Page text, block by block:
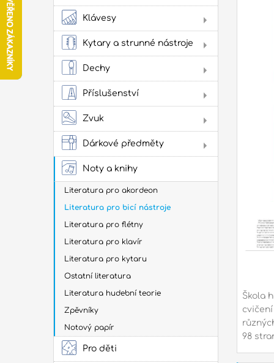
na
Klávesy
Kytary a strunné nástroje
Dechy
Příslušenství
Zvuk
Dárkové předměty
Noty a knihy
Literatura pro akordeon
Literatura pro bicí nástroje
Literatura pro flétny
Literatura pro klavír
Literatura pro kytaru
Ostatní literatura
Literatura hudební teorie
Zpěvníky
Notový papír
Pro děti
Škola
98